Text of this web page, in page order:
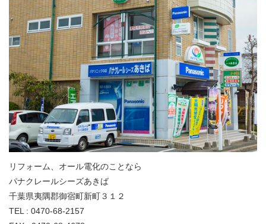
リフォーム、オール電化のことなら
パナクレールシーズあきば
千葉県夷隅郡御宿町新町３１２
TEL : 0470-68-2157